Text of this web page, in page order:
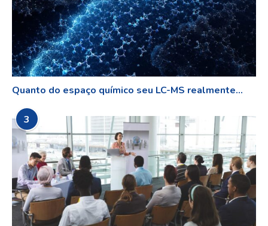
Quanto do espaço químico seu LC-MS realmente...
3